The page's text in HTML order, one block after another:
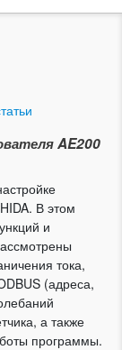
AE200
В этом
и
тока,
(адреса,
а также
программы.